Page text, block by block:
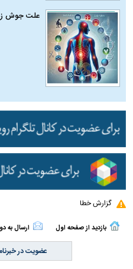
علت جوش
گزارش خطا
بازدید از صفحه اول ارسال به
عضویت در